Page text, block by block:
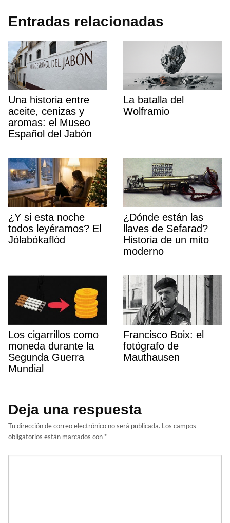
Entradas relacionadas
Una historia entre
aceite, cenizas y
aromas: el Museo
Español del Jabón
La batalla del
Wolframio
¿Y si esta noche
todos leyéramos? El
Jólabókaflód
¿Dónde están las
llaves de Sefarad?
Historia de un mito
moderno
Los cigarrillos como
moneda durante la
Segunda Guerra
Mundial
Francisco Boix: el
fotógrafo de
Mauthausen
Deja una respuesta
Tu dirección de correo electrónico no será publicada. Los campos
obligatorios están marcados con *